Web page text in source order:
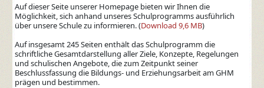
Auf dieser Seite unserer Homepage bieten wir Ihnen die
Möglichkeit, sich anhand unseres Schulprogramms ausführlich
über unsere Schule zu informieren. (Download 9,6 MB)
Auf insgesamt 245 Seiten enthält das Schulprogramm die
schriftliche Gesamtdarstellung aller Ziele, Konzepte, Regelungen
und schulischen Angebote, die zum Zeitpunkt seiner
Beschlussfassung die Bildungs- und Erziehungsarbeit am GHM
prägen und bestimmen.